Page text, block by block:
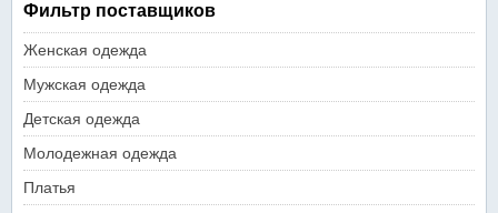
Фильтр поставщиков
Женская одежда
Мужская одежда
Детская одежда
Молодежная одежда
Платья